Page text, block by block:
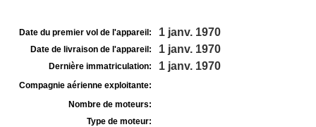
Date du premier vol de l'appareil: 1 janv. 1970
Date de livraison de l'appareil: 1 janv. 1970
Dernière immatriculation: 1 janv. 1970
Compagnie aérienne exploitante:
Nombre de moteurs:
Type de moteur: